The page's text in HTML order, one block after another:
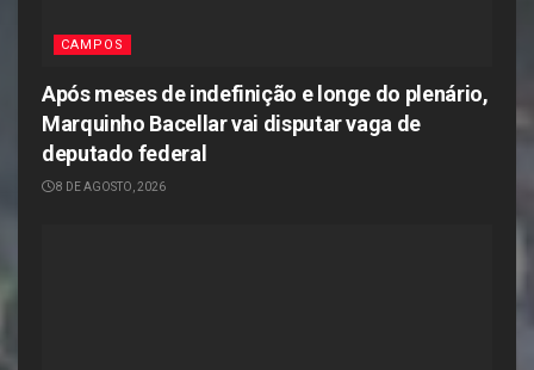
CAMPOS
Após meses de indefinição e longe do plenário,
Marquinho Bacellar vai disputar vaga de
deputado federal
8 DE AGOSTO, 2026